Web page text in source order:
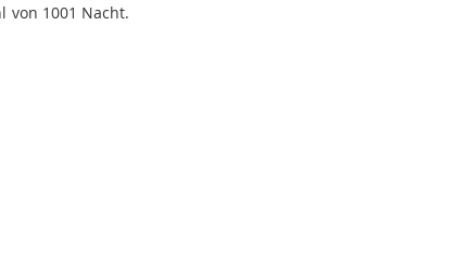
von 1001 Nacht.